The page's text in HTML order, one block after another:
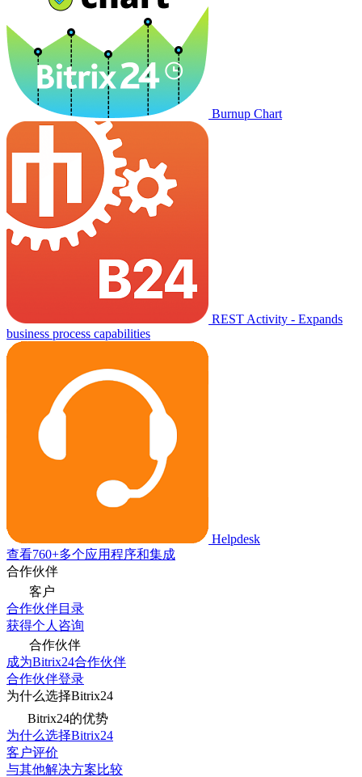
Burnup Chart
REST Activity - Expands
business process capabilities
Helpdesk
查看760+多个应用程序和集成
合作伙伴
客户
合作伙伴目录
获得个人咨询
合作伙伴
成为Bitrix24合作伙伴
合作伙伴登录
为什么选择Bitrix24
Bitrix24的优势
为什么选择Bitrix24
客户评价
与其他解决方案比较